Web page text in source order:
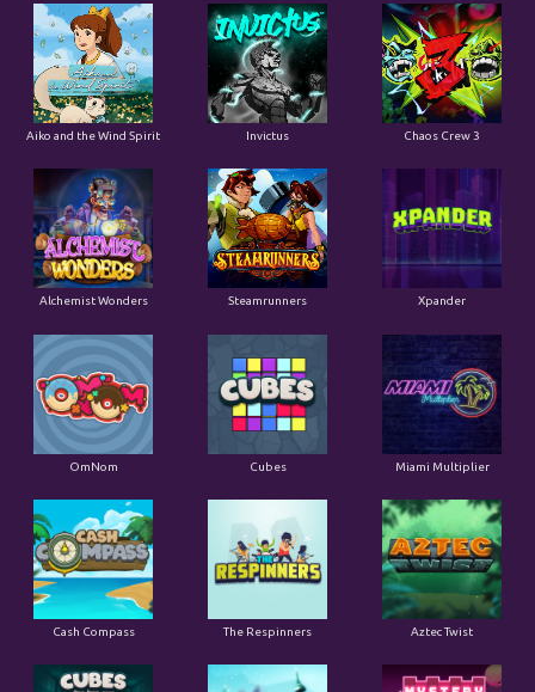
Aiko and the Wind Spirit Invictus Chaos Crew 3
Alchemist Wonders Steamrunners Xpander
OmNom Cubes Miami Multiplier
Cash Compass The Respinners Aztec Twist